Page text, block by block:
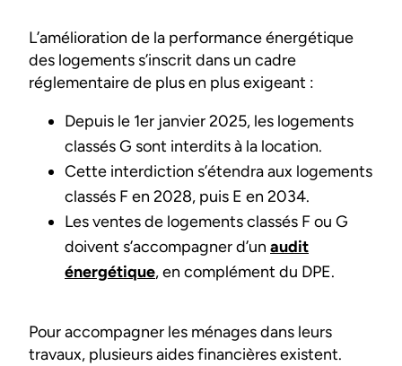
L’amélioration de la performance énergétique
des logements s’inscrit dans un cadre
réglementaire de plus en plus exigeant :
Depuis le 1er janvier 2025, les logements
classés G sont interdits à la location.
Cette interdiction s’étendra aux logements
classés F en 2028, puis E en 2034.
Les ventes de logements classés F ou G
doivent s’accompagner d’un audit
énergétique, en complément du DPE.
Pour accompagner les ménages dans leurs
travaux, plusieurs aides financières existent.